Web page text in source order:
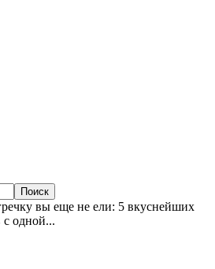
вы еще не ели: 5 вкуснейших
одной...